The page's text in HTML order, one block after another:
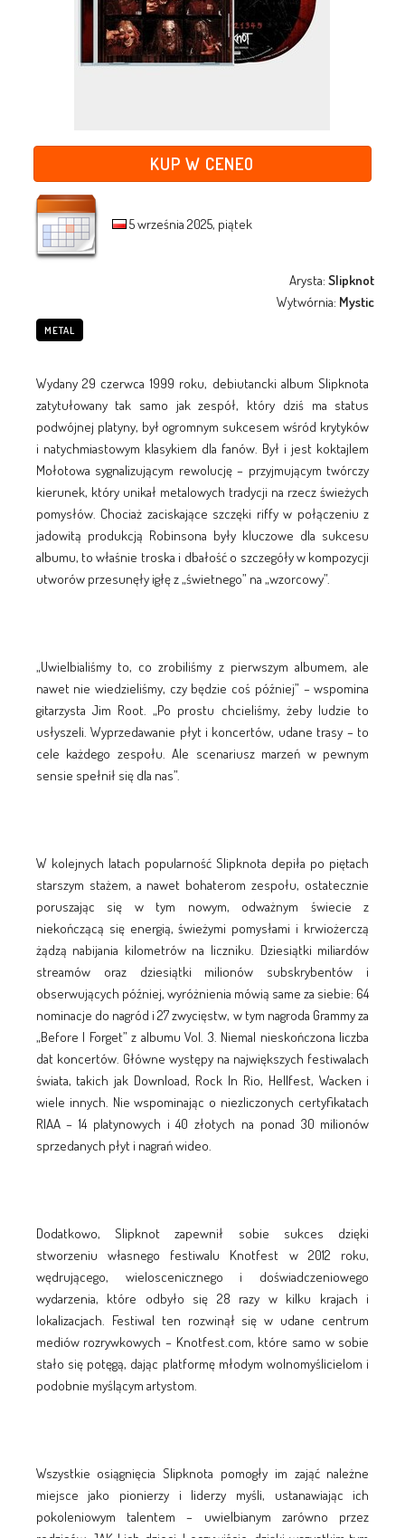
KUP W CENEO
5 września 2025, piątek
Arysta:Slipknot
Wytwórnia: Mystic
METAL
Wydany 29 czerwca 1999 roku, debiutancki album Slipknota
zatytułowany tak samo jak zespół, który dziś ma status
podwójnej platyny, był ogromnym sukcesem wśród krytyków
i natychmiastowym klasykiem dla fanów. Był i jest koktajlem
Mołotowa sygnalizującym rewolucję – przyjmującym twórczy
kierunek, który unikał metalowych tradycji na rzecz świeżych
pomysłów. Chociaż zaciskające szczęki riffy w połączeniu z
jadowitą produkcją Robinsona były kluczowe dla sukcesu
albumu, to właśnie troska i dbałość o szczegóły w kompozycji
utworów przesunęły igłę z „świetnego” na „wzorcowy”.
„Uwielbialiśmy to, co zrobiliśmy z pierwszym albumem, ale
nawet nie wiedzieliśmy, czy będzie coś później” – wspomina
gitarzysta Jim Root. „Po prostu chcieliśmy, żeby ludzie to
usłyszeli. Wyprzedawanie płyt i koncertów, udane trasy – to
cele każdego zespołu. Ale scenariusz marzeń w pewnym
sensie spełnił się dla nas”.
W kolejnych latach popularność Slipknota depiła po piętach
starszym stażem, a nawet bohaterom zespołu, ostatecznie
poruszając się w tym nowym, odważnym świecie z
niekończącą się energią, świeżymi pomysłami i krwiożerczą
żądzą nabijania kilometrów na liczniku. Dziesiątki miliardów
streamów oraz dziesiątki milionów subskrybentów i
obserwujących później, wyróżnienia mówią same za siebie: 64
nominacje do nagród i 27 zwycięstw, w tym nagroda Grammy za
„Before I Forget” z albumu Vol. 3. Niemal nieskończona liczba
dat koncertów. Główne występy na największych festiwalach
świata, takich jak Download, Rock In Rio, Hellfest, Wacken i
wiele innych. Nie wspominając o niezliczonych certyfikatach
RIAA – 14 platynowych i 40 złotych na ponad 30 milionów
sprzedanych płyt i nagrań wideo.
Dodatkowo, Slipknot zapewnił sobie sukces dzięki
stworzeniu własnego festiwalu Knotfest w 2012 roku,
wędrującego, wieloscenicznego i doświadczeniowego
wydarzenia, które odbyło się 28 razy w kilku krajach i
lokalizacjach. Festiwal ten rozwinął się w udane centrum
mediów rozrywkowych – Knotfest.com, które samo w sobie
stało się potęgą, dając platformę młodym wolnomyślicielom i
podobnie myślącym artystom.
Wszystkie osiągnięcia Slipknota pomogły im zająć należne
miejsce jako pionierzy i liderzy myśli, ustanawiając ich
pokoleniowym talentem – uwielbianym zarówno przez